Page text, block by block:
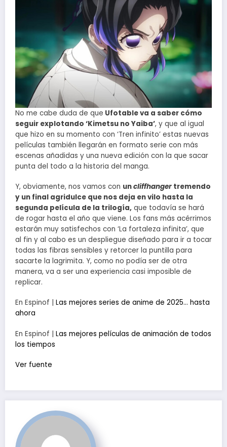
No me cabe duda de que Ufotable va a saber cómo
seguir explotando ‘Kimetsu no Yaiba’, y que al igual
que hizo en su momento con ‘Tren infinito’ estas nuevas
películas también llegarán en formato serie con más
escenas añadidas y una nueva edición con la que sacar
punta del todo a la historia del manga.
Y, obviamente, nos vamos con uncliffhanger tremendo
y un final agridulce que nos deja en vilo hasta la
segunda película de la trilogía, que todavía se hará
de rogar hasta el año que viene. Los fans más acérrimos
estarán muy satisfechos con ‘La fortaleza infinita’, que
al fin y al cabo es un despliegue diseñado para ir a tocar
todas las fibras sensibles y retorcer la puntilla para
sacarte la lagrimita. Y, como no podía ser de otra
manera, va a ser una experiencia casi imposible de
replicar.
En Espinof | Las mejores series de anime de 2025… hasta
ahora
En Espinof | Las mejores películas de animación de todos
los tiempos
Ver fuente